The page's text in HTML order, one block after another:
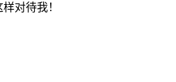
对待我！